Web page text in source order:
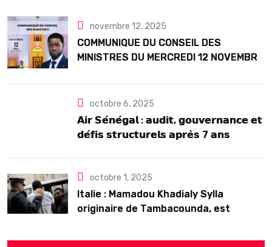
novembre 12, 2025
COMMUNIQUE DU CONSEIL DES
MINISTRES DU MERCREDI 12 NOVEMBRE
octobre 6, 2025
𝗔𝗶𝗿 𝗦𝗲́𝗻𝗲́𝗴𝗮𝗹 : 𝗮𝘂𝗱𝗶𝘁, 𝗴𝗼𝘂𝘃𝗲𝗿𝗻𝗮𝗻𝗰𝗲 𝗲𝘁
𝗱𝗲́𝗳𝗶𝘀 𝘀𝘁𝗿𝘂𝗰𝘁𝘂𝗿𝗲𝗹𝘀 𝗮𝗽𝗿𝗲̀𝘀 7 𝗮𝗻𝘀
octobre 1, 2025
Italie : Mamadou Khadialy Sylla
originaire de Tambacounda, est
arrestation